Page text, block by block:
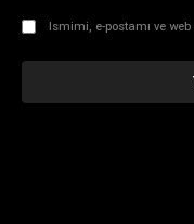
Ismimi, e-postamı ve